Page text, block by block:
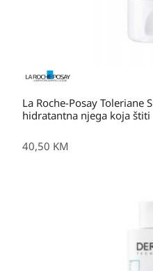
La Roche-Posay Toleriane
hidratantna njega koja
40,50 KM